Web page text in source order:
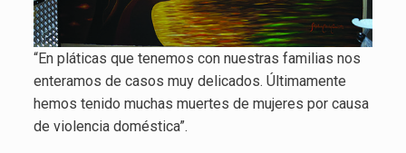
“En pláticas que tenemos con nuestras familias nos
enteramos de casos muy delicados. Últimamente
hemos tenido muchas muertes de mujeres por causa
de violencia doméstica”.